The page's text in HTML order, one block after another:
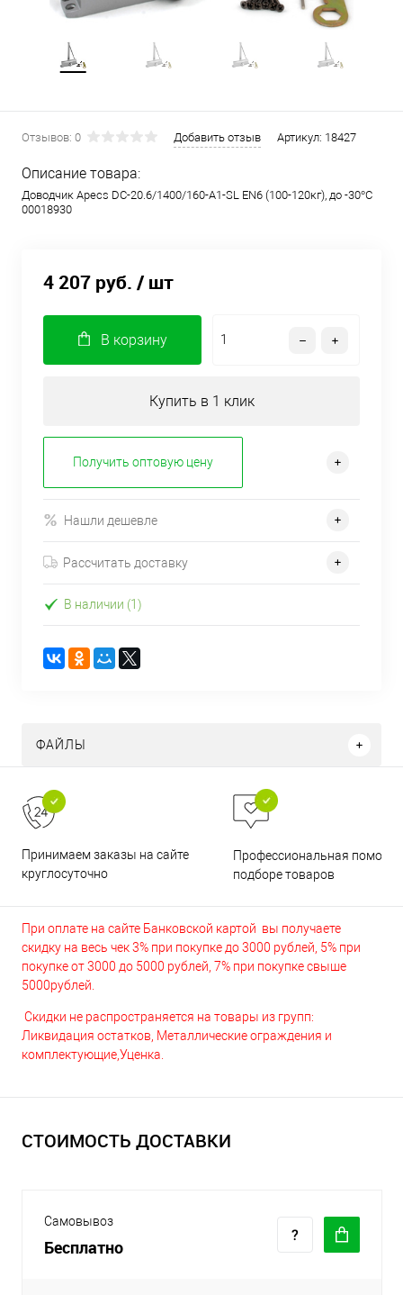
Отзывов: 0 Добавить отзыв Артикул: 18427
Описание товара:
Доводчик Apecs DC-20.6/1400/160-A1-SL EN6 (100-120кг), до -30°С
00018930
4 207 руб. / шт
В корзину
Купить в 1 клик
Получить оптовую цену
Нашли дешевле
Рассчитать доставку
В наличии (1)
ФАЙЛЫ
Принимаем заказы на сайте
круглосуточно
Профессиональная помощь
подборе товаров
При оплате на сайте Банковской картой вы получаете
скидку на весь чек 3% при покупке до 3000 рублей, 5% при
покупке от 3000 до 5000 рублей, 7% при покупке свыше
5000рублей.
Скидки не распространяется на товары из групп:
Ликвидация остатков, Металлические ограждения и
комплектующие,Уценка.
СТОИМОСТЬ ДОСТАВКИ
Самовывоз
Бесплатно